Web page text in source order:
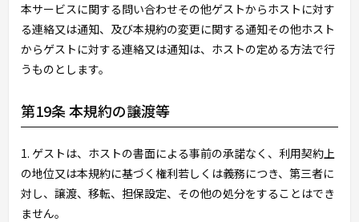
本サービスに関する問い合わせその他ゲストからホストに対す
る連絡又は通知、及び本規約の変更に関する通知その他ホスト
からゲストに対する連絡又は通知は、ホストの定める方法で行
うものとします。
第19条 本規約の譲渡等
1. ゲストは、ホストの書面による事前の承諾なく、利用契約上
の地位又は本規約に基づく権利若しくは義務につき、第三者に
対し、譲渡、移転、担保設定、その他の処分をすることはでき
ません。